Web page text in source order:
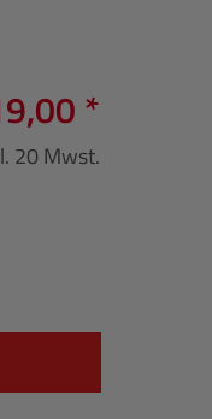
*
20 Mwst.